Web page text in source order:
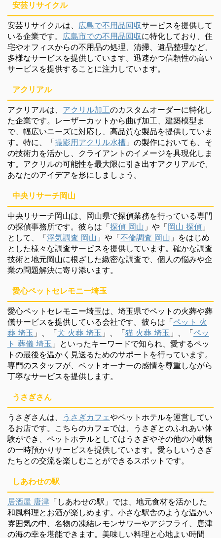
安芸リサイクル
安芸リサイクルは、 広島で不用品回収サービスを提供して
いる企業です。 広島市での不用品回収に特化しており、住
宅やオフィスからの不用品の処理、清掃、遺品整理など、
多様なサービスを提供しています。迅速かつ信頼性の高い
サービスを提供することに注力しています。
アクリアル
アクリアルは、 アクリル加工のカスタムオーダーに特化し
た企業です。レーザーカットから曲げ加工、建築模型ま
で、幅広いニーズに対応し、高品質な製品を提供していま
す。特に、「撮影用アクリル水槽 」の製作においても、そ
の技術力を活かし、クライアントのイメージを具現化しま
す。アクリルの可能性を最大限に引き出すアクリアルで、
あなたのアイデアを形にしましょう。
中央リサーチ岡山
中央リサーチ岡山は、岡山県で探偵業務を行っている専門
の探偵事務所です。彼らは「探偵 岡山 」や「岡山 探偵 」
として、「浮気調査 岡山 」や「不倫調査 岡山 」をはじめ
とした様々な調査サービスを提供しています。確かな調査
技術と地元岡山に根ざした緻密な調査で、個人の悩みや企
業の問題解決に寄り添います。
愛心ペットセレモニー埼玉
愛心ペットセレモニー埼玉は、埼玉県でペットの火葬や葬
儀サービスを提供している会社です。彼らは「ペット 火
葬 埼玉 」、「犬 火葬 埼玉 」、「猫 火葬 埼玉 」、「ペッ
ト 葬儀 埼玉 」といったキーワードで知られ、愛するペッ
トの最後を温かく見送るためのサポートを行っています。
専門のスタッフが、ペットオーナーの感情を尊重しながら
丁寧なサービスを提供します。
うさぎさん
うさぎさんは、 うさぎカフェやペットホテルを運営してい
るお店です。こちらのカフェでは、うさぎとのふれあい体
験ができ、ペットホテルとしてはうさぎやその他の小動物
の一時預かりサービスを提供しています。愛らしいうさぎ
たちとの交流を楽しむことができるスポットです。
しあわせの駅
居酒屋 唐津 「しあわせの駅」では、地元食材を活かした
和風料理とお酒が楽しめます。小さな駅舎のような温かい
雰囲気の中、名物の凍結レモンサワーやアジフライ、唐津
の海の幸を堪能できます。美味しい料理と心地よい時間